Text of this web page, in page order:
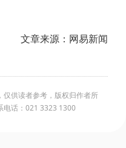
文章来源：网易新闻
仅供读者参考，版权归作者所
电话：021 3323 1300